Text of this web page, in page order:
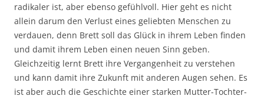
radikaler ist, aber ebenso gefühlvoll. Hier geht es nicht
allein darum den Verlust eines geliebten Menschen zu
verdauen, denn Brett soll das Glück in ihrem Leben finden
und damit ihrem Leben einen neuen Sinn geben.
Gleichzeitig lernt Brett ihre Vergangenheit zu verstehen
und kann damit ihre Zukunft mit anderen Augen sehen. Es
ist aber auch die Geschichte einer starken Mutter-Tochter-